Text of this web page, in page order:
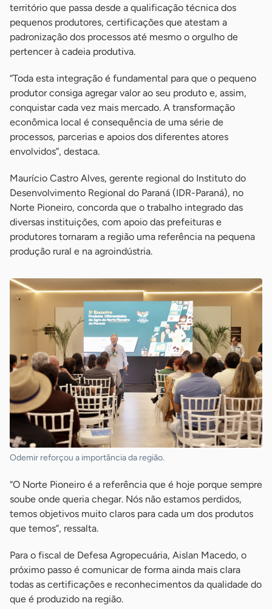
território que passa desde a qualificação técnica dos
pequenos produtores, certificações que atestam a
padronização dos processos até mesmo o orgulho de
pertencer à cadeia produtiva.
“Toda esta integração é fundamental para que o pequeno
produtor consiga agregar valor ao seu produto e, assim,
conquistar cada vez mais mercado. A transformação
econômica local é consequência de uma série de
processos, parcerias e apoios dos diferentes atores
envolvidos”, destaca.
Maurício Castro Alves, gerente regional do Instituto do
Desenvolvimento Regional do Paraná (IDR-Paraná), no
Norte Pioneiro, concorda que o trabalho integrado das
diversas instituições, com apoio das prefeituras e
produtores tornaram a região uma referência na pequena
produção rural e na agroindústria.
Odemir reforçou a importância da região.
“O Norte Pioneiro é a referência que é hoje porque sempre
soube onde queria chegar. Nós não estamos perdidos,
temos objetivos muito claros para cada um dos produtos
que temos”, ressalta.
Para o fiscal de Defesa Agropecuária, Aislan Macedo, o
próximo passo é comunicar de forma ainda mais clara
todas as certificações e reconhecimentos da qualidade do
que é produzido na região.